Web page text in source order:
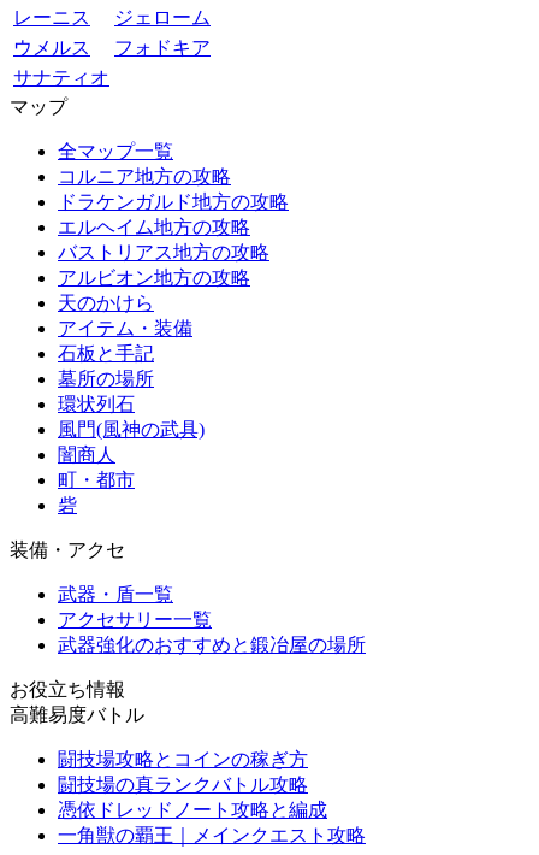
レーニス
ジェローム
ウメルス
フォドキア
サナティオ
マップ
全マップ一覧
コルニア地方の攻略
ドラケンガルド地方の攻略
エルヘイム地方の攻略
バストリアス地方の攻略
アルビオン地方の攻略
天のかけら
アイテム・装備
石板と手記
墓所の場所
環状列石
風門(風神の武具)
闇商人
町・都市
砦
装備・アクセ
武器・盾一覧
アクセサリー一覧
武器強化のおすすめと鍛冶屋の場所
お役立ち情報
高難易度バトル
闘技場攻略とコインの稼ぎ方
闘技場の真ランクバトル攻略
憑依ドレッドノート攻略と編成
一角獣の覇王｜メインクエスト攻略